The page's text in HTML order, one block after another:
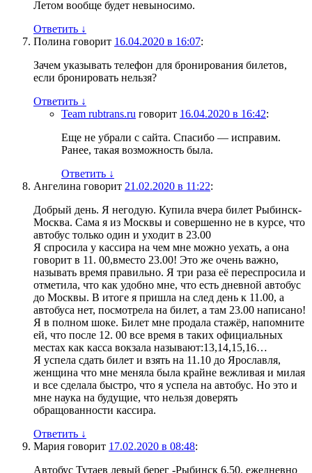
Летом вообще будет невыносимо.
Ответить ↓
Полина говорит 16.04.2020 в 16:07:
Зачем указывать телефон для бронирования билетов,
если бронировать нельзя?
Ответить ↓
Team rubtrans.ru говорит 16.04.2020 в 16:42:
Еще не убрали с сайта. Спасибо — исправим.
Ранее, такая возможность была.
Ответить ↓
Ангелина говорит 21.02.2020 в 11:22:
Добрый день. Я негодую. Купила вчера билет Рыбинск-
Москва. Сама я из Москвы и совершенно не в курсе, что
автобус только один и уходит в 23.00
Я спросила у кассира на чем мне можно уехать, а она
говорит в 11. 00,вместо 23.00! Это же очень важно,
называть время правильно. Я три раза её переспросила и
отметила, что как удобно мне, что есть дневной автобус
до Москвы. В итоге я пришла на след день к 11.00, а
автобуса нет, посмотрела на билет, а там 23.00 написано!
Я в полном шоке. Билет мне продала стажёр, напомните
ей, что после 12. 00 все время в таких официальных
местах как касса вокзала называют:13,14,15,16…
Я успела сдать билет и взять на 11.10 до Ярославля,
женщина что мне меняла была крайне вежливая и милая
и все сделала быстро, что я успела на автобус. Но это и
мне наука на будущие, что нельзя доверять
обращованности кассира.
Ответить ↓
Мария говорит 17.02.2020 в 08:48:
Автобус Тутаев левый берег -Рыбинск 6.50, ежедневно